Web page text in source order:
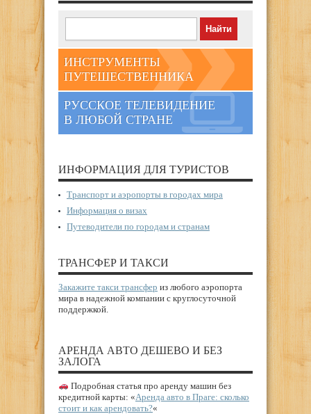
ИНСТРУМЕНТЫ
ПУТЕШЕСТВЕННИКА
РУССКОЕ ТЕЛЕВИДЕНИЕ
В ЛЮБОЙ СТРАНЕ
ИНФОРМАЦИЯ ДЛЯ ТУРИСТОВ
Транспорт и аэропорты в городах мира
Информация о визах
Путеводители по городам и странам
ТРАНСФЕР И ТАКСИ
Закажите такси трансфер из любого аэропорта
мира в надежной компании с круглосуточной
поддержкой.
АРЕНДА АВТО ДЕШЕВО И БЕЗ
ЗАЛОГА
Подробная статья про аренду машин без
кредитной карты: «Аренда авто в Праге: сколько
стоит и как арендовать?«